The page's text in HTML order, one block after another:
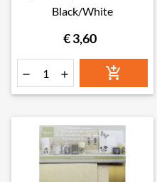
Black/White
€ 3,60
  